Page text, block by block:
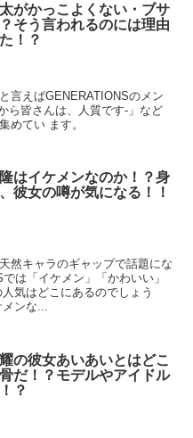
がかっこよくない・ブサ
そう言われるのには理由
！？
言えばGENERATIONSのメン
ら皆さんは、人質です-」など
めてい ます。
はイケメンなのか！？身
彼女の噂が気になる！！
然キャラのギャップで話題にな
は「イケメン」「かわいい」
気はどこにあるのでしょう
ンな...
の彼女あいあいとはどこ
だ！？モデルやアイドル
？